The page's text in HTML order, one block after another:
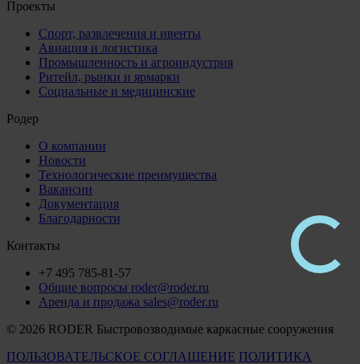
Проекты
Спорт, развлечения и ивенты
Авиация и логистика
Промышленность и агроиндустрия
Ритейл, рынки и ярмарки
Социальные и медицинские
Родер
О компании
Новости
Технологические преимущества
Вакансии
Документация
Благодарности
Контакты
+7 495 785-81-57
Общие вопросы roder@roder.ru
Аренда и продажа sales@roder.ru
© 2026 RODER Быстровозводимые каркасные сооружения
ПОЛЬЗОВАТЕЛЬСКОЕ СОГЛАШЕНИЕ ПОЛИТИКА